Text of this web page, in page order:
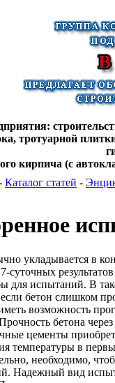
тротуарной
кирпича (с
Каталог статей -
укладывается в
суточных
для испытаний. В
бетон слишком
возможность
бетона
цементы
температуры в
необходимо,
Надежный вид